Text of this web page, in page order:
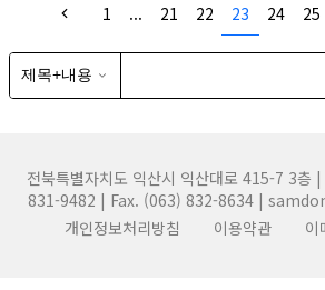
1 ... 21 22 23 24 25
전북특별자치도 익산시 익산대로 415-7 3
831-9482 | Fax. (063) 832-8634 |
개인정보처리방침
이용약관 이